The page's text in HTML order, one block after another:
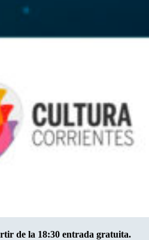
de la 18:30 entrada gratuita.